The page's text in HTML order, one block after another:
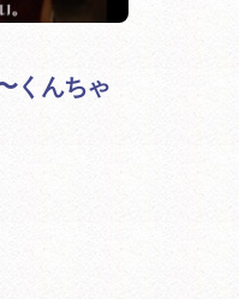
くんちゃ